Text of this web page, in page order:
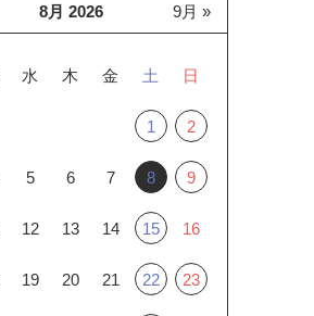
8月 2026
水 木 金 土 日
1 2
5 6 7 8 9
12 13 14 15 16
19 20 21 22 23
9月 »